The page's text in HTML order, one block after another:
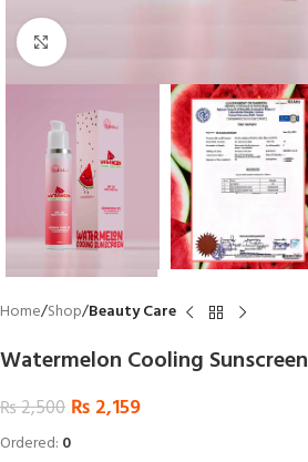
Click to enlarge
Home Shop Beauty Care
Watermelon Cooling Sunscreen
₨2,500 ₨ 2,159
Ordered: 0